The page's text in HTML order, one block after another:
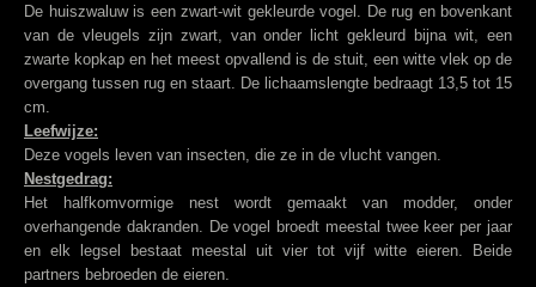
De huiszwaluw is een zwart-wit gekleurde vogel. De rug en bovenkant
van de vleugels zijn zwart, van onder licht gekleurd bijna wit, een
zwarte kopkap en het meest opvallend is de stuit, een witte vlek op de
overgang tussen rug en staart. De lichaamslengte bedraagt 13,5 tot 15
cm.
Leefwijze:
Deze vogels leven van insecten, die ze in de vlucht vangen.
Nestgedrag:
Het halfkomvormige nest wordt gemaakt van modder, onder
overhangende dakranden. De vogel broedt meestal twee keer per jaar
en elk legsel bestaat meestal uit vier tot vijf witte eieren. Beide
partners bebroeden de eieren.